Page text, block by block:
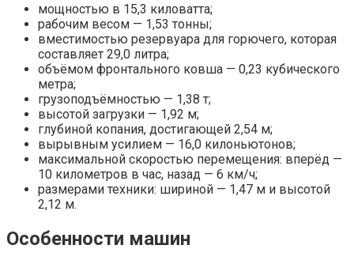
мощностью в 15,3 киловатта;
рабочим весом — 1,53 тонны;
вместимостью резервуара для горючего, которая
составляет 29,0 литра;
объёмом фронтального ковша — 0,23 кубического
метра;
грузоподъёмностью — 1,38 т;
высотой загрузки — 1,92 м;
глубиной копания, достигающей 2,54 м;
вырывным усилием — 16,0 килоньютонов;
максимальной скоростью перемещения: вперёд —
10 километров в час, назад — 6 км/ч;
размерами техники: шириной — 1,47 м и высотой
2,12 м.
Особенности машин